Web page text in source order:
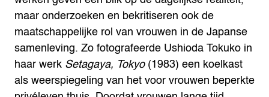
maar onderzoeken en bekritiseren ook de
maatschappelijke rol van vrouwen in de Japanse
samenleving. Zo fotografeerde Ushioda Tokuko in
haar werk Setagaya, Tokyo(1983) een koelkast
als weerspiegeling van het voor vrouwen beperkte